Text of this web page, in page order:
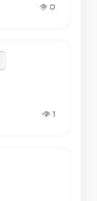
👁️ 0
👁️ 1